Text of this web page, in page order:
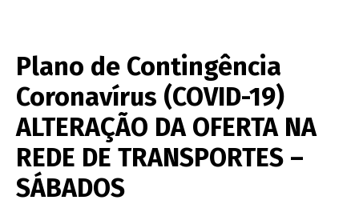
Plano de Contingência
Coronavírus (COVID-19)
ALTERAÇÃO DA OFERTA NA
REDE DE TRANSPORTES –
SÁBADOS